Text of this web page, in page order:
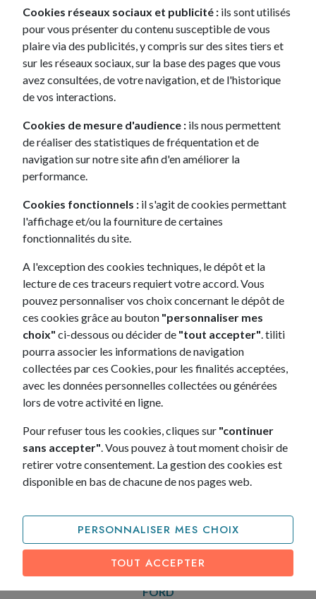
Cookies réseaux sociaux et publicité : ils sont utilisés
pour vous présenter du contenu susceptible de vous
plaire via des publicités, y compris sur des sites tiers et
sur les réseaux sociaux, sur la base des pages que vous
avez consultées, de votre navigation, et de l'historique
de vos interactions.
Cookies de mesure d'audience : ils nous permettent
de réaliser des statistiques de fréquentation et de
navigation sur notre site afin d'en améliorer la
performance.
Cookies fonctionnels : il s'agit de cookies permettant
l'affichage et/ou la fourniture de certaines
fonctionnalités du site.
A l'exception des cookies techniques, le dépôt et la
lecture de ces traceurs requiert votre accord. Vous
pouvez personnaliser vos choix concernant le dépôt de
ces cookies grâce au bouton "personnaliser mes
choix" ci-dessous ou décider de "tout accepter". tiliti
pourra associer les informations de navigation
collectées par ces Cookies, pour les finalités acceptées,
avec les données personnelles collectées ou générées
lors de votre activité en ligne.
Pour refuser tous les cookies, cliques sur "continuer
sans accepter". Vous pouvez à tout moment choisir de
retirer votre consentement. La gestion des cookies est
disponible en bas de chacune de nos pages web.
PERSONNALISER MES CHOIX
TOUT ACCEPTER
Leasing Mercedes Classe GLA H247
Leasing Mercedes GLB
LEASING
HYUNDAI
Leasing Hyundai Tucson III
Leasing Hyundai Kona II Hybrid
Leasing Hyundai Bayon
LEASING
KIA
Leasing Kia Sportage V
Leasing Kia PRO_CEE'D
Leasing Kia Ceed SW III
Leasing Kia SPORTAGE
LEASING
FORD